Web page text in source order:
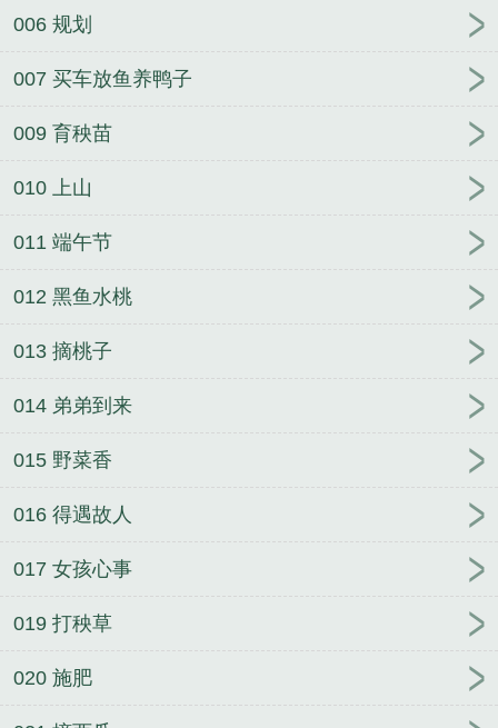
006 规划
007 买车放鱼养鸭子
009 育秧苗
010 上山
011 端午节
012 黑鱼水桃
013 摘桃子
014 弟弟到来
015 野菜香
016 得遇故人
017 女孩心事
019 打秧草
020 施肥